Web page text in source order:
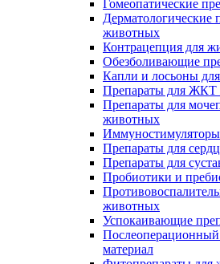
Гомеопатические
Дерматологические
животных
Контрацепция для
Обезболивающие
Капли и лосьоны
Препараты для ЖКТ
Препараты для
животных
Препараты для
Препараты для
Пробиотики и
животных
Успокаивающие
материал